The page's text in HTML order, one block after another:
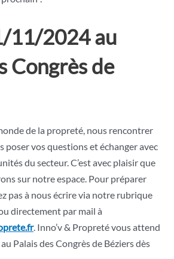
11/2024 au
Congrès de
de la propreté, nous rencontrer
poser vos questions et échanger avec
du secteur. C’est avec plaisir que
sur notre espace. Pour préparer
pas à nous écrire via notre rubrique
directement par mail à
. Inno’v & Propreté vous attend
Palais des Congrès de Béziers dès